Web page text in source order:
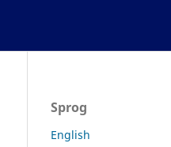
Sprog
English